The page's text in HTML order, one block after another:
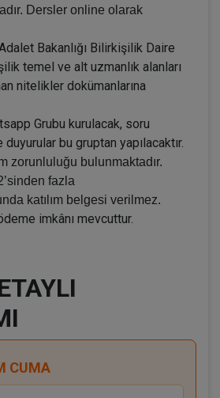
Dersler online olarak
Bakanlığı Bilirkişilik Daire
temel ve alt uzmanlık alanları
nitelikler dokümanlarına
Grubu kurulacak, soru
duyurular bu gruptan yapılacaktır.
zorunluluğu bulunmaktadır.
fazla
katılım belgesi verilmez.
imkânı mevcuttur.
CUMA